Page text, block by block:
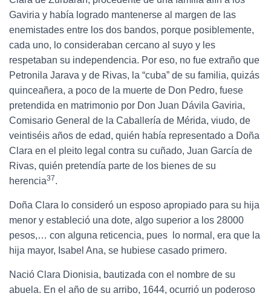
Gaviria y había logrado mantenerse al margen de las
enemistades entre los dos bandos, porque posiblemente,
cada uno, lo consideraban cercano al suyo y les
respetaban su independencia. Por eso, no fue extraño que
Petronila Jarava y de Rivas, la “cuba” de su familia, quizás
quinceañera, a poco de la muerte de Don Pedro, fuese
pretendida en matrimonio por Don Juan Dávila Gaviria,
Comisario General de la Caballería de Mérida, viudo, de
veintiséis años de edad, quién había representado a Doña
Clara en el pleito legal contra su cuñado, Juan García de
Rivas, quién pretendía parte de los bienes de su
herencia37.
Doña Clara lo consideró un esposo apropiado para su hija
menor y estableció una dote, algo superior a los 28000
pesos,… con alguna reticencia, pues lo normal, era que la
hija mayor, Isabel Ana, se hubiese casado primero.
Nació Clara Dionisia, bautizada con el nombre de su
abuela. En el año de su arribo, 1644, ocurrió un poderoso